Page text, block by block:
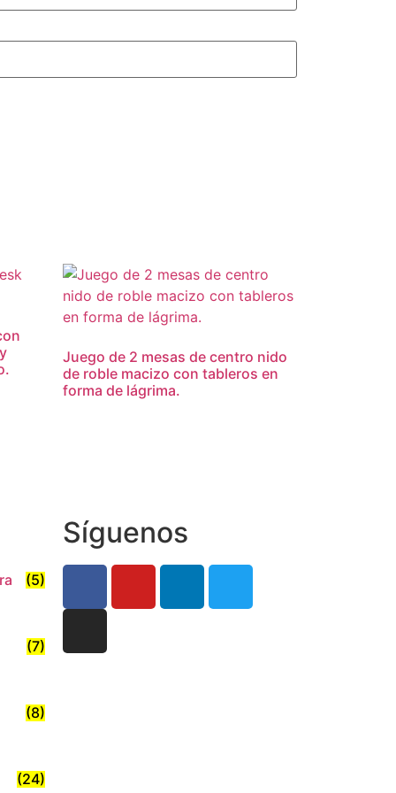
Juego de 2 mesas de centro nido
de roble macizo con tableros en
forma de lágrima.
(5)
(7)
(8)
(24)
Síguenos